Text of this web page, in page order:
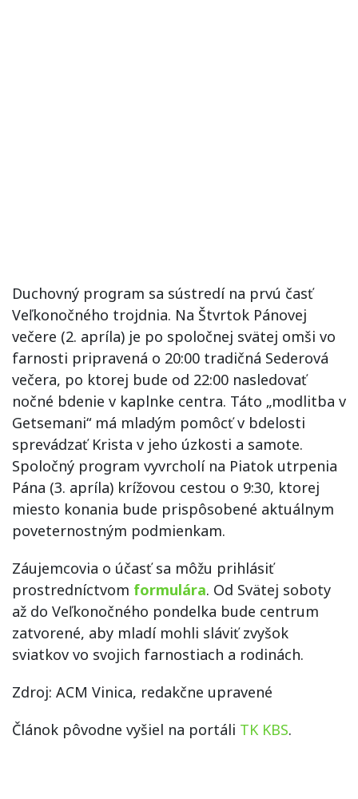
Duchovný program sa sústredí na prvú časť
Veľkonočného trojdnia. Na Štvrtok Pánovej
večere (2. apríla) je po spoločnej svätej omši vo
farnosti pripravená o 20:00 tradičná Sederová
večera, po ktorej bude od 22:00 nasledovať
nočné bdenie v kaplnke centra. Táto „modlitba v
Getsemani“ má mladým pomôcť v bdelosti
sprevádzať Krista v jeho úzkosti a samote.
Spoločný program vyvrcholí na Piatok utrpenia
Pána (3. apríla) krížovou cestou o 9:30, ktorej
miesto konania bude prispôsobené aktuálnym
poveternostným podmienkam.
Záujemcovia o účasť sa môžu prihlásiť
prostredníctvom formulára. Od Svätej soboty
až do Veľkonočného pondelka bude centrum
zatvorené, aby mladí mohli sláviť zvyšok
sviatkov vo svojich farnostiach a rodinách.
Zdroj: ACM Vinica, redakčne upravené
Článok pôvodne vyšiel na portáli TK KBS.